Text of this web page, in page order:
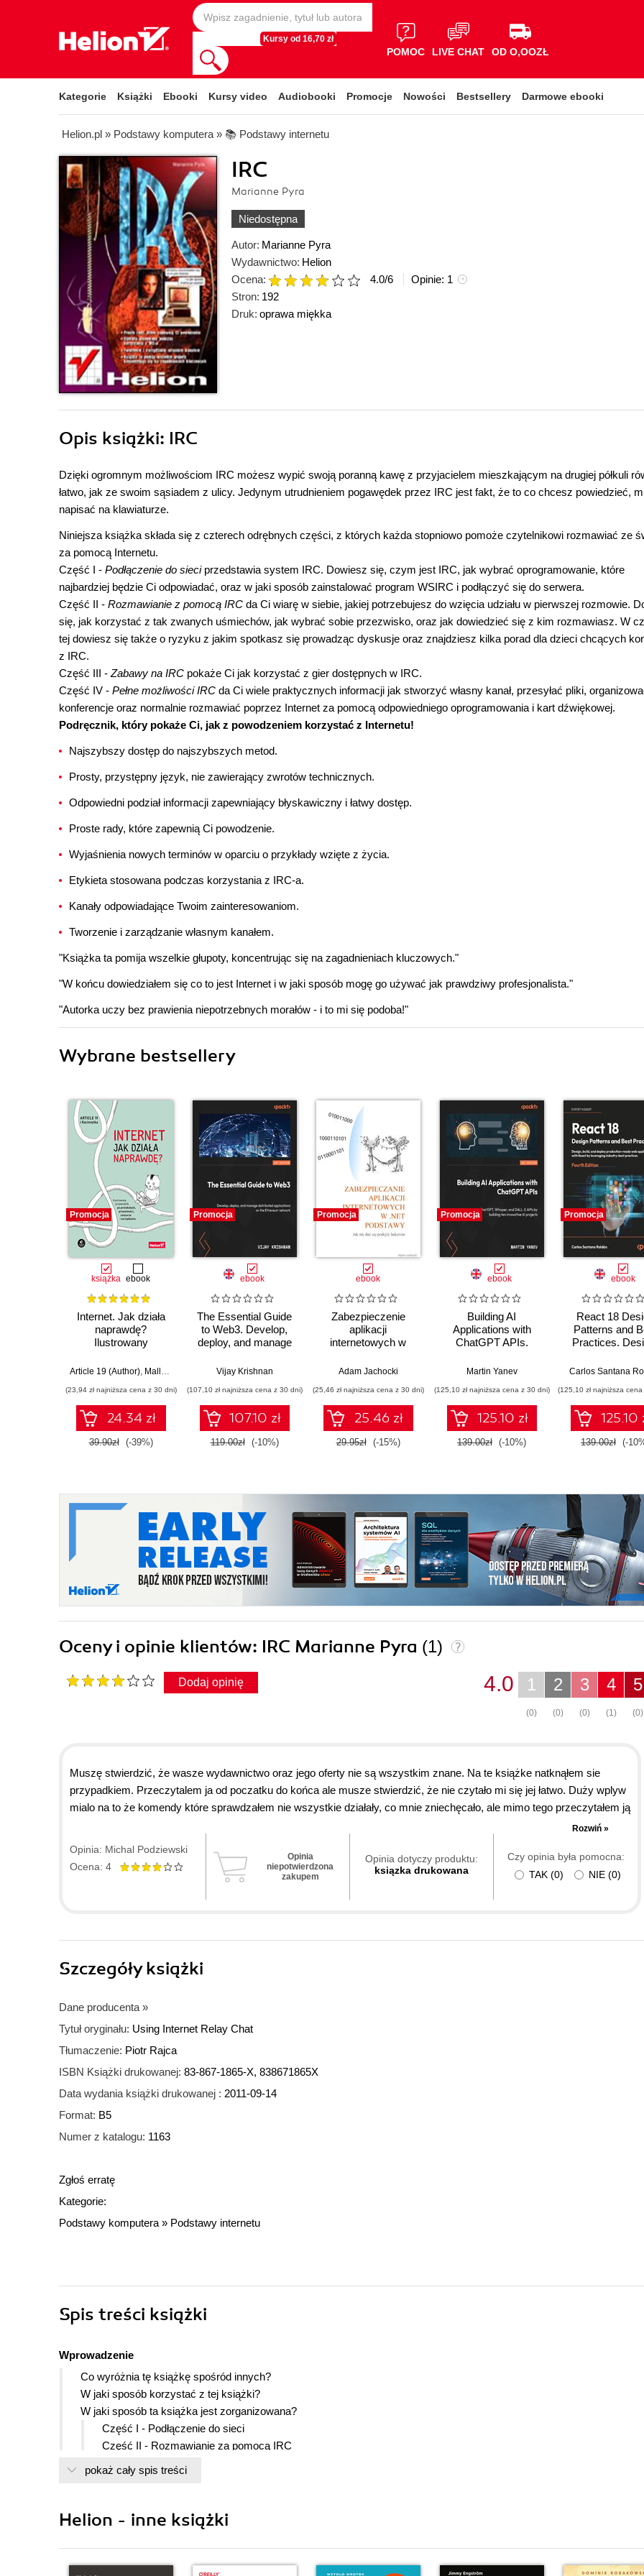
Kursy od 16,70 zł
POMOC LIVE CHAT OD O,OOZŁ
Kategorie Książki Ebooki Kursy video Audiobooki Promocje Nowości Bestsellery Darmowe ebooki
Helion.pl » Podstawy komputera » 📚 Podstawy internetu
IRC
Marianne Pyra
Niedostępna
Autor: Marianne Pyra
Wydawnictwo: Helion
Ocena:
4.0/6 Opinie: 1
Stron: 192
Druk: oprawa miękka
Opis książki: IRC
Dzięki ogromnym możliwościom IRC możesz wypić swoją poranną kawę z przyjacielem mieszkającym na drugiej półkuli
łatwo, jak ze swoim sąsiadem z ulicy. Jedynym utrudnieniem pogawędek przez IRC jest fakt, że to co chcesz powiedzieć,
napisać na klawiaturze.
Niniejsza książka składa się z czterech odrębnych części, z których każda stopniowo pomoże czytelnikowi rozmawiać ze
za pomocą Internetu.
Część I - Podłączenie do sieciprzedstawia system IRC. Dowiesz się, czym jest IRC, jak wybrać oprogramowanie, które
najbardziej będzie Ci odpowiadać, oraz w jaki sposób zainstalować program WSIRC i podłączyć się do serwera.
Część II - Rozmawianie z pomocą IRC da Ci wiarę w siebie, jakiej potrzebujesz do wzięcia udziału w pierwszej rozmowie.
się, jak korzystać z tak zwanych uśmiechów, jak wybrać sobie przezwisko, oraz jak dowiedzieć się z kim rozmawiasz. W
tej dowiesz się także o ryzyku z jakim spotkasz się prowadząc dyskusje oraz znajdziesz kilka porad dla dzieci chcących
z IRC.
Część III - Zabawy na IRC pokaże Ci jak korzystać z gier dostępnych w IRC.
Część IV - Pełne możliwości IRC da Ci wiele praktycznych informacji jak stworzyć własny kanał, przesyłać pliki,
konferencje oraz normalnie rozmawiać poprzez Internet za pomocą odpowiedniego oprogramowania i kart dźwiękowej.
Podręcznik, który pokaże Ci, jak z powodzeniem korzystać z Internetu!
Najszybszy dostęp do najszybszych metod.
Prosty, przystępny język, nie zawierający zwrotów technicznych.
Odpowiedni podział informacji zapewniający błyskawiczny i łatwy dostęp.
Proste rady, które zapewnią Ci powodzenie.
Wyjaśnienia nowych terminów w oparciu o przykłady wzięte z życia.
Etykieta stosowana podczas korzystania z IRC-a.
Kanały odpowiadające Twoim zainteresowaniom.
Tworzenie i zarządzanie własnym kanałem.
"Książka ta pomija wszelkie głupoty, koncentrując się na zagadnieniach kluczowych."
"W końcu dowiedziałem się co to jest Internet i w jaki sposób mogę go używać jak prawdziwy profesjonalista."
"Autorka uczy bez prawienia niepotrzebnych morałów - i to mi się podoba!"
Wybrane bestsellery
Promocja
książka ebook
Internet. Jak działa
naprawdę?
Ilustrowany
protokołach,
cenzurze i
zarządzaniu
Article 19 (Author), Mallory Knodel (Contributor) ,Ulrike Uhlig i in.
(23,94 zł najniższa cena z 30 dni)
24.34 zł
39.90zł (-39%)
Promocja
ebook
The Essential Guide
to Web3. Develop,
deploy, and manage
applications on the
Vijay Krishnan
(107,10 zł najniższa cena z 30 dni)
107.10 zł
119.00zł (-10%)
Promocja
ebook
Zabezpieczenie
aplikacji
internetowych w
Adam Jachocki
(25,46 zł najniższa cena z 30 dni)
25.46 zł
29.95zł (-15%)
Promocja
ebook
Building AI
Applications with
ChatGPT APIs.
Whisper, and DALL-E
innovative AI projects
Martin Yanev
(125,10 zł najniższa cena z 30 dni)
125.10 zł
139.00zł (-10%)
Promocja
ebook
React 18
Patterns and
Practices.
production-
React by
industry-
practices -
Edition
Carlos Santana
(125,10 zł najniższa
125.10
139.00zł (-
Oceny i opinie klientów: IRC Marianne Pyra (1)
Dodaj opinię 5
(0)
4
(1)
3
(0)
2
(0)
1
(0)
4.0
Muszę stwierdzić, że wasze wydawnictwo oraz jego oferty nie są wszystkim znane. Na te książke natknąłem sie
przypadkiem. Przeczytalem ja od poczatku do końca ale musze stwierdzić, że nie czytało mi się jej łatwo. Duży wplyw
mialo na to że komendy które sprawdzałem nie wszystkie działały, co mnie zniechęcało, ale mimo tego przeczytałem ją
do końca. Dzięki tej książce dowiedziałem sie więcej na temat IRC-a, lecz duży wpływ mieli moi koledzy, którzy
IRC.
Rozwiń »
Opinia: Michal Podziewski
Ocena: 4
Opinia
niepotwierdzona
zakupem
Opinia dotyczy produktu:
ksiązka drukowana
Czy opinia była pomocna:
TAK (0) NIE (0)
Szczegółyksiążki
Dane producenta »
Tytuł oryginału: Using Internet Relay Chat
Tłumaczenie: Piotr Rajca
ISBN Książki drukowanej: 83-867-1865-X, 838671865X
Data wydania książki drukowanej : 2011-09-14
Format: B5
Numer z katalogu: 1163
Zgłoś erratę
Kategorie:
Podstawy komputera » Podstawy internetu
Spis treści książki
Wprowadzenie
Co wyróżnia tę książkę spośród innych?
W jaki sposób korzystać z tej książki?
W jaki sposób ta książka jest zorganizowana?
Część I - Podłączenie do sieci
Część II - Rozmawianie za pomocą IRC
Część III - Zabawy na IRC
Część IV - Pełne możliwości IRC
Część I. Podłączenie do sieci
pokaż cały spis treści
Helion - inne książki